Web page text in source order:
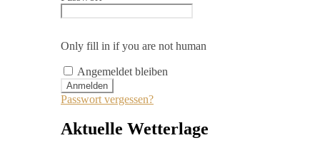
Only fill in if you are not human
Angemeldet bleiben
Passwort vergessen?
Aktuelle Wetterlage